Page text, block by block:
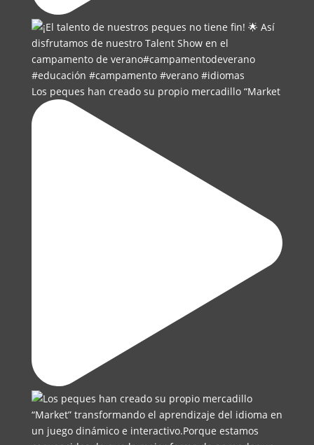
Los peques han creado su propio mercadillo “Market